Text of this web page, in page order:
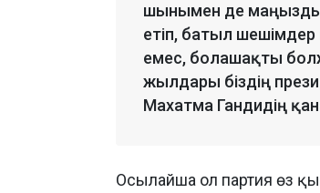
шынымен де маңызды.
етіп, батыл
емес, болашақты
жылдары біздің
Махатма Гандидің
Осылайша ол партия өз